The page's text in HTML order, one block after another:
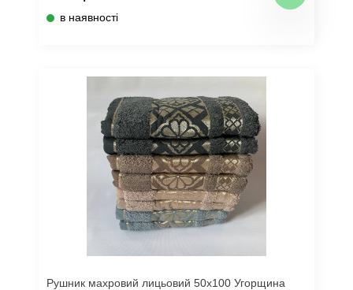
в наявності
Рушник махровий лицьовий 50х100 Угорщина